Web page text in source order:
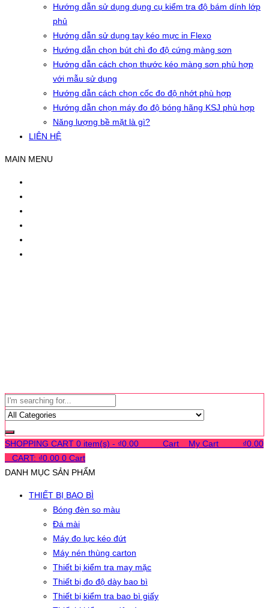
Hướng dẫn sử dụng dụng cụ kiểm tra độ bám dính lớp
phủ
Hướng dẫn sử dụng tay kéo mực in Flexo
Hướng dẫn chọn bút chì đo độ cứng màng sơn
Hướng dẫn cách chọn thước kéo màng sơn phù hợp
với mẫu sử dụng
Hướng dẫn cách chọn cốc đo độ nhớt phù hợp
Hướng dẫn chọn máy đo độ bóng hãng KSJ phù hợp
Năng lượng bề mặt là gì?
LIÊN HỆ
MAIN MENU
SHOPPING CART 0 item(s) - ₫0.00 Cart My Cart ₫0.00
CART: ₫0.00 0 Cart
DANH MỤC SẢN PHẨM
THIẾT BỊ BAO BÌ
Bóng đèn so màu
Đá mài
Máy đo lực kéo đứt
Máy nén thùng carton
Thiết bị kiểm tra may mặc
Thiết bị đo độ dày bao bì
Thiết bị kiểm tra bao bì giấy